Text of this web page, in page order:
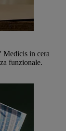
Medicis in cera
funzionale.